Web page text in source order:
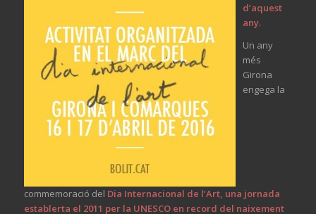
d’aquest
any.
Un any
més
Girona
engega la
commemoració del Dia Internacional de l’Art, una jornada
establerta el 2011 per la UNESCO en record del naixement